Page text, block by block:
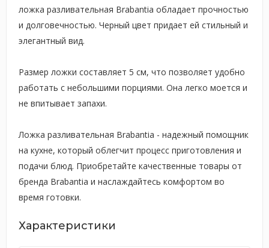
ложка разливательная Brabantia обладает прочностью
и долговечностью. Черный цвет придает ей стильный и
элегантный вид.
Размер ложки составляет 5 см, что позволяет удобно
работать с небольшими порциями. Она легко моется и
не впитывает запахи.
Ложка разливательная Brabantia - надежный помощник
на кухне, который облегчит процесс приготовления и
подачи блюд. Приобретайте качественные товары от
бренда Brabantia и наслаждайтесь комфортом во
время готовки.
Характеристики